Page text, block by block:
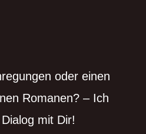
oder einen
Romanen? – Ich
mit Dir!